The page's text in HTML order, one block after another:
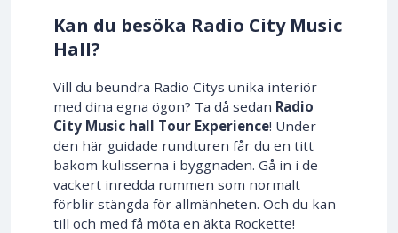
Kan du besöka Radio City Music
Hall?
Vill du beundra Radio Citys unika interiör
med dina egna ögon? Ta då sedan Radio
City Music hall Tour Experience! Under
den här guidade rundturen får du en titt
bakom kulisserna i byggnaden. Gå in i de
vackert inredda rummen som normalt
förblir stängda för allmänheten. Och du kan
till och med få möta en äkta Rockette!